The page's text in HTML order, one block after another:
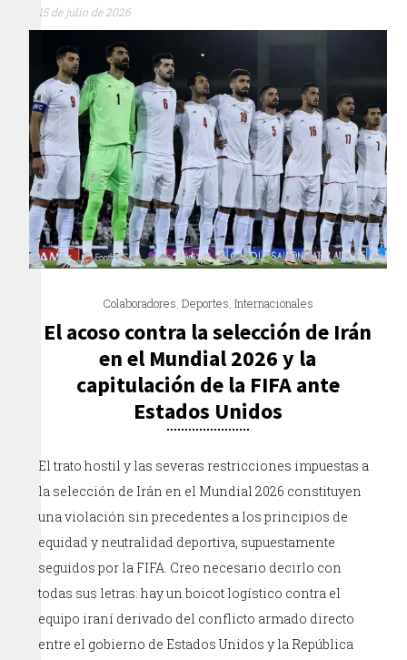
15 de julio de 2026
Colaboradores, Deportes, Internacionales
El acoso contra la selección de Irán
en el Mundial 2026 y la
capitulación de la FIFA ante
Estados Unidos
El trato hostil y las severas restricciones impuestas a
la selección de Irán en el Mundial 2026 constituyen
una violación sin precedentes a los principios de
equidad y neutralidad deportiva, supuestamente
seguidos por la FIFA. Creo necesario decirlo con
todas sus letras: hay un boicot logístico contra el
equipo iraní derivado del conflicto armado directo
entre el gobierno de Estados Unidos y la República